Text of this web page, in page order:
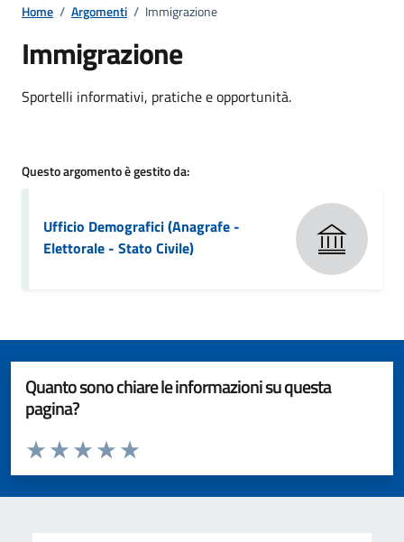
Home / Argomenti / Immigrazione
Immigrazione
Dettagli della notizia
Sportelli informativi, pratiche e opportunità.
Questo argomento è gestito da:
Ufficio Demografici (Anagrafe -
Elettorale - Stato Civile)
Quanto sono chiare le informazioni su questa
pagina?
Valuta da 1 a 5 stelle la pagina
Valuta 5 stelle su 5
Valuta 4 stelle su 5
Valuta 3 stelle su 5
Valuta 2 stelle su 5
Valuta 1 stelle su 5